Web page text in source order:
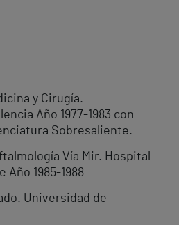
y Cirugía.
Año 1977-1983 con
Sobresaliente.
Vía Mir. Hospital
1985-1988
Universidad de